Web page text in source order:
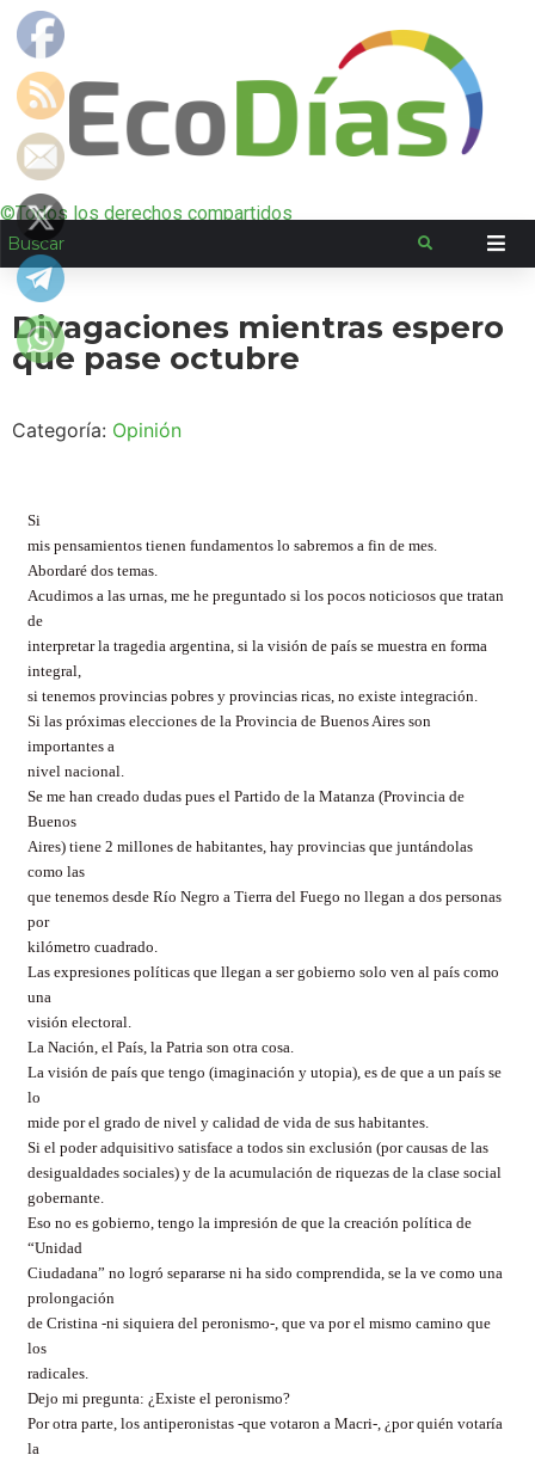
©Todos los derechos compartidos
Divagaciones mientras espero
que pase octubre
Categoría: Opinión
Si
mis pensamientos tienen fundamentos lo sabremos a fin de mes.
Abordaré dos temas.
Acudimos a las urnas, me he preguntado si los pocos noticiosos que tratan
de
interpretar la tragedia argentina, si la visión de país se muestra en forma
integral,
si tenemos provincias pobres y provincias ricas, no existe integración.
Si las próximas elecciones de la Provincia de Buenos Aires son
importantes a
nivel nacional.
Se me han creado dudas pues el Partido de la Matanza (Provincia de
Buenos
Aires) tiene 2 millones de habitantes, hay provincias que juntándolas
como las
que tenemos desde Río Negro a Tierra del Fuego no llegan a dos personas
por
kilómetro cuadrado.
Las expresiones políticas que llegan a ser gobierno solo ven al país como
una
visión electoral.
La Nación, el País, la Patria son otra cosa.
La visión de país que tengo (imaginación y utopia), es de que a un país se
lo
mide por el grado de nivel y calidad de vida de sus habitantes.
Si el poder adquisitivo satisface a todos sin exclusión (por causas de las
desigualdades sociales) y de la acumulación de riquezas de la clase social
gobernante.
Eso no es gobierno, tengo la impresión de que la creación política de
“Unidad
Ciudadana” no logró separarse ni ha sido comprendida, se la ve como una
prolongación
de Cristina -ni siquiera del peronismo-, que va por el mismo camino que
los
radicales.
Dejo mi pregunta: ¿Existe el peronismo?
Por otra parte, los antiperonistas -que votaron a Macri-, ¿por quién votaría
la